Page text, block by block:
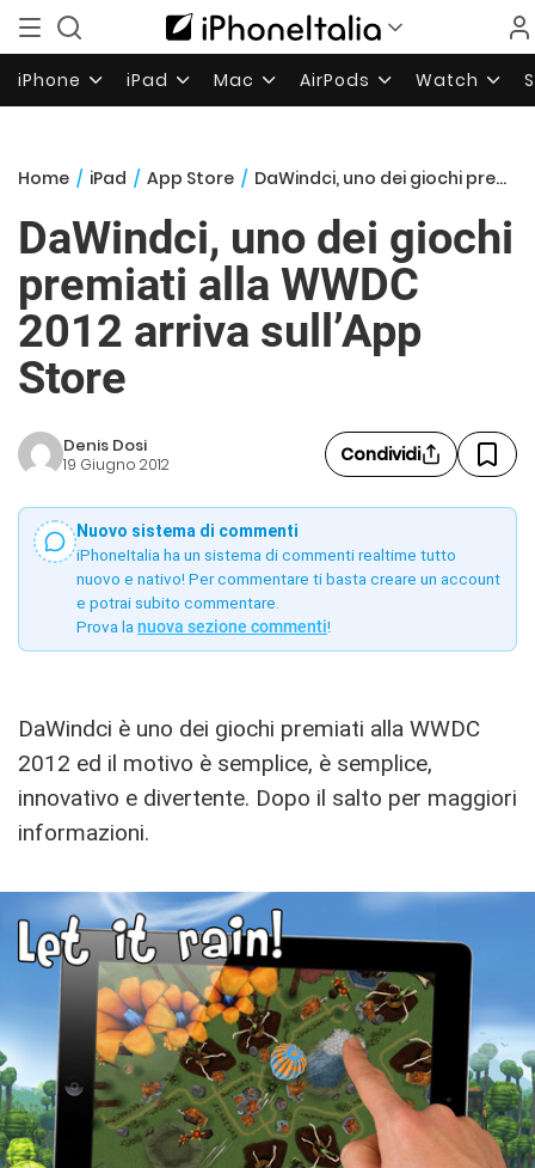
iPhone iPad Mac AirPods Watch
Home / iPad / App Store / DaWindci, uno dei giochi premiati alla WWDC 2012 arriva sull’App Store
DaWindci, uno dei giochi
premiati alla WWDC
2012 arriva sull’App
Store
Denis Dosi
19 Giugno 2012 Condividi
Nuovo sistema di commenti
iPhoneItalia ha un sistema di commenti realtime tutto
nuovo e nativo! Per commentare ti basta creare un account
e potrai subito commentare.
Prova la nuova sezione commenti!
DaWindci è uno dei giochi premiati alla WWDC
2012 ed il motivo è semplice, è semplice,
innovativo e divertente. Dopo il salto per maggiori
informazioni.